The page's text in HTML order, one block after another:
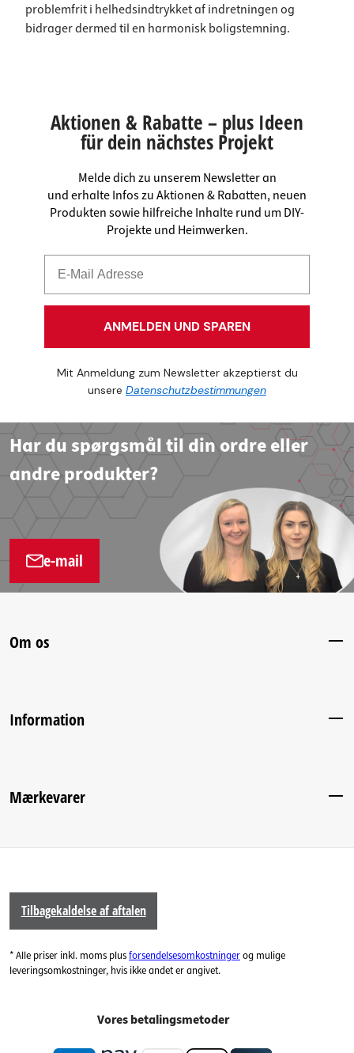
problemfrit i helhedsindtrykket af indretningen og
bidrager dermed til en harmonisk boligstemning.
Aktionen & Rabatte – plus Ideen
für dein nächstes Projekt
Melde dich zu unserem Newsletter an
und erhalte Infos zu Aktionen & Rabatten, neuen
Produkten sowie hilfreiche Inhalte rund um DIY-
Projekte und Heimwerken.
ANMELDEN UND SPAREN
Mit Anmeldung zum Newsletter akzeptierst du
unsere Datenschutzbestimmungen
Har du spørgsmål til din ordre eller
andre produkter?
e-mail
Om os
Information
Mærkevarer
Tilbagekaldelse af aftalen
* Alle priser inkl. moms plusforsendelsesomkostningerog mulige
leveringsomkostninger, hvis ikke andet er angivet.
Vores betalingsmetoder